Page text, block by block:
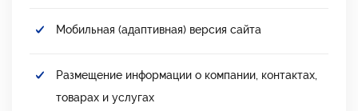
Мобильная (адаптивная) версия сайта
Размещение информации о компании, контактах,
товарах и услугах